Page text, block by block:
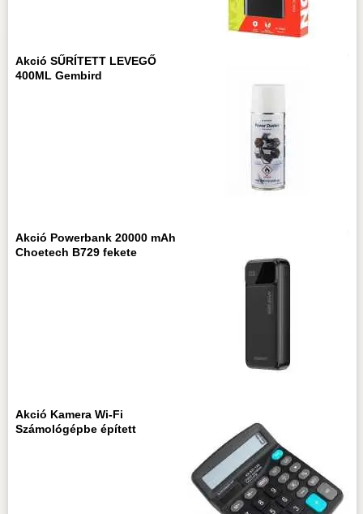
Akció SŰRÍTETT LEVEGŐ
400ML Gembird
Akció Powerbank 20000 mAh
Choetech B729 fekete
Akció Kamera Wi-Fi
Számológépbe épített